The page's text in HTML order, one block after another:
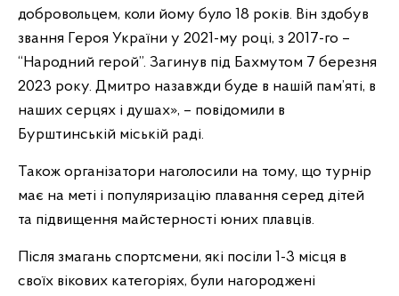
добровольцем, коли йому було 18 років. Він здобув
звання Героя України у 2021-му році, з 2017-го –
“Народний герой”. Загинув під Бахмутом 7 березня
2023 року. Дмитро назавжди буде в нашій пам’яті, в
наших серцях і душах», – повідомили в
Бурштинській міській раді.
Також організатори наголосили на тому, що турнір
має на меті і популяризацію плавання серед дітей
та підвищення майстерності юних плавців.
Після змагань спортсмени, які посіли 1-3 місця в
своїх вікових категоріях, були нагороджені